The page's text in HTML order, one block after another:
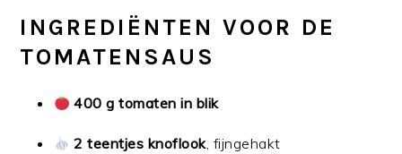
INGREDIËNTEN VOOR DE
TOMATENSAUS
400 g tomaten in blik
2 teentjes knoflook, fijngehakt